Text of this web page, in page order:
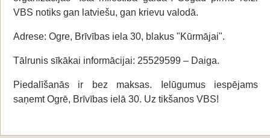
VBS notiks gan latviešu, gan krievu valodā.
Adrese: Ogre, Brīvības iela 30, blakus "Kūrmājai".
Tālrunis sīkākai informācijai: 25529599 – Daiga.
Piedalīšanās ir bez maksas. Ielūgumus iespējams
saņemt Ogrē, Brīvības ielā 30. Uz tikšanos VBS!